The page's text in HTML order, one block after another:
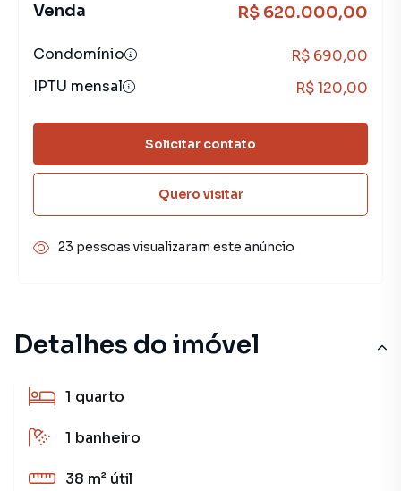
Detalhes do imóvel
1 quarto
1 banheiro
38 m² útil
Venda R$ 620.000,00
Condomínio
R$ 690,00
IPTU mensal
R$ 120,00
Solicitar contato
Quero visitar
23 pessoas visualizaram este anúncio